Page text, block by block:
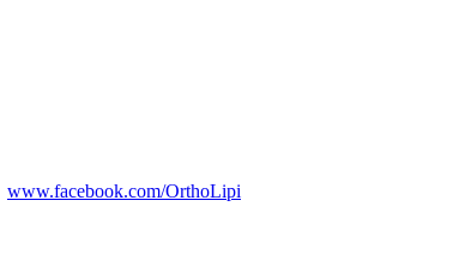
www.facebook.com/OrthoLipi